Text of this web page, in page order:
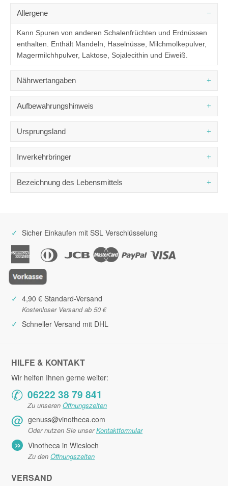
Allergene
Kann Spuren von anderen Schalenfrüchten und Erdnüssen
enthalten. Enthält Mandeln, Haselnüsse, Milchmolkepulver,
Magermilchhpulver, Laktose, Sojalecithin und Eiweiß.
Nährwertangaben
Fett
Kohlenhydrate
Eiweiß
6,1 g
Aufbewahrungshinweis
Ursprungsland
Inverkehrbringer
via L. da Vinci 247
Bezeichnung des Lebensmittels
✓ Sicher Einkaufen mit SSL Verschlüsselung
✓ 4,90 € Standard-Versand
Kostenloser Versand ab 50 €
✓ Schneller Versand mit DHL
HILFE & KONTAKT
Wir helfen Ihnen gerne weiter:
✆ 06222 38 79 841
Zu unseren Öffnungszeiten
@ genuss@vinotheca.com
Oder nutzen Sie unserKontaktformular
» Vinotheca in Wiesloch
Zu den Öffnungszeiten
VERSAND